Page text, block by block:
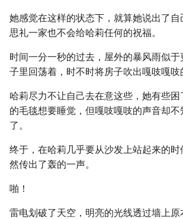
她感觉在这样的状态下，就算她说出了
思礼一家也不会给哈莉任何的祝福。
时间一分一秒的过去，屋外的暴风雨似
子里回荡着，时不时将房子吹出嘎吱嘎吱
哈莉尽力不让自己去在意这些，她有些
的毛毯想要睡觉，但嘎吱嘎吱的声音却
了。
终于，在哈莉几乎要从沙发上站起来的
然传出了轰的一声。
啪！
雷电划破了天空，明亮的光线透过墙上